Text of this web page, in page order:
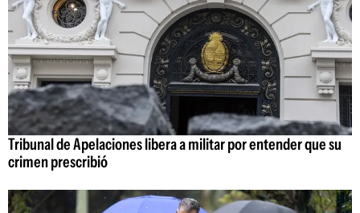
Tribunal de Apelaciones libera a militar por entender que su
crimen prescribió